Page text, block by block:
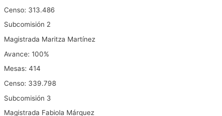
Censo: 313.486
Subcomisión 2
Magistrada Maritza Martínez
Avance: 100%
Mesas: 414
Censo: 339.798
Subcomisión 3
Magistrada Fabiola Márquez